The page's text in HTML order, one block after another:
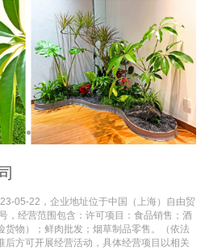
05-22，企业地址位于中国（上海）自由贸
，经营范围包含：许可项目：食品销售；酒
货物）；鲜肉批发；烟草制品零售。（依法
后方可开展经营活动，具体经营项目以相关